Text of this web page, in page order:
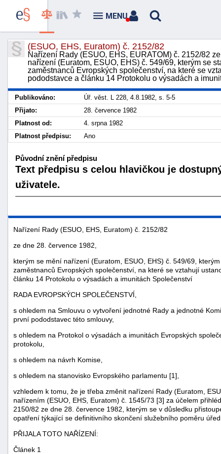
(ESUO, EHS, Euratom) č. 2152/82
Nařízení Rady (ESUO, EHS, EURATOM) č. 2152/82
nařízení (Euratom, ESUO, EHS) č. 549/69, kterým se
zaměstnanců Evropských společenství, na které se
pododstavce a článku 14 Protokolu o výsadách a
Publikováno:
Úř. věst. L 228, 4.8.1982, s. 5-5
Přijato:
28. července 1982
Platnost od:
4. srpna 1982
Platnost předpisu:
Ano
Původní znění předpisu
Text předpisu s celou hlavičkou je
uživatele.
Nařízení Rady (ESUO, EHS, Euratom) č. 2152/82
ze dne 28. července 1982,
kterým se mění nařízení (Euratom, ESUO, EHS) č. 549/69,
zaměstnanců Evropských společenství, na které se vztahují
článku 14 Protokolu o výsadách a imunitách Společenství
RADA EVROPSKÝCH SPOLEČENSTVÍ,
s ohledem na Smlouvu o vytvoření jednotné Rady a jednotné
první pododstavec této smlouvy,
s ohledem na Protokol o výsadách a imunitách Evropských
protokolu,
s ohledem na návrh Komise,
s ohledem na stanovisko Evropského parlamentu [1],
vzhledem k tomu, že je třeba změnit nařízení Rady (Euratom,
nařízením (ESUO, EHS, Euratom) č. 1545/73 [3] za účelem
2150/82 ze dne 28. července 1982, kterým se v důsledku
opatření týkající se definitivního skončení služebního poměru
PŘIJALA TOTO NAŘÍZENÍ:
Článek 1
MENU